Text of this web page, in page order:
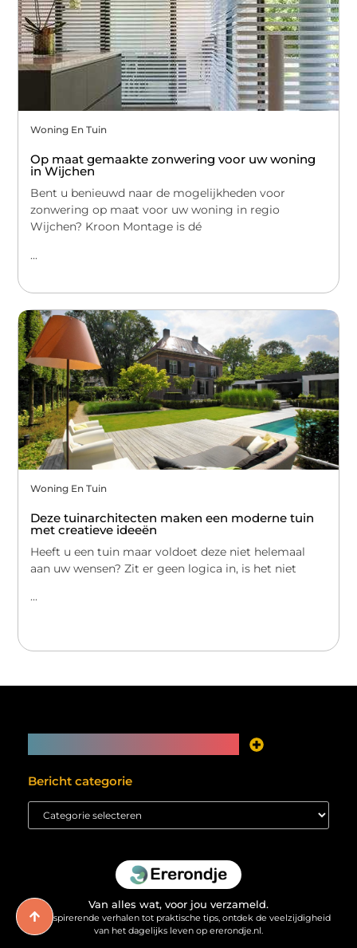
Woning En Tuin
Op maat gemaakte zonwering voor uw woning
in Wijchen
Bent u benieuwd naar de mogelijkheden voor
zonwering op maat voor uw woning in regio
Wijchen? Kroon Montage is dé
...
Woning En Tuin
Deze tuinarchitecten maken een moderne tuin
met creatieve ideeën
Heeft u een tuin maar voldoet deze niet helemaal
aan uw wensen? Zit er geen logica in, is het niet
...
Bericht categorie
Van alles wat, voor jou verzameld.
Van inspirerende verhalen tot praktische tips, ontdek de veelzijdigheid
van het dagelijks leven op ererondje.nl.